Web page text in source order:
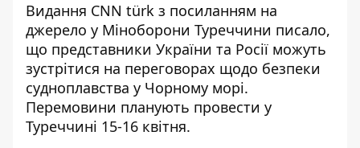
Видання CNN türk з посиланням на
джерело у Міноборони Туреччини писало,
що представники України та Росії можуть
зустрітися на переговорах щодо безпеки
судноплавства у Чорному морі.
Перемовини планують провести у
Туреччині 15-16 квітня.